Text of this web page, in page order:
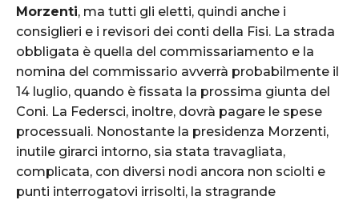
Morzenti, ma tutti gli eletti, quindi anche i
consiglieri e i revisori dei conti della Fisi. La strada
obbligata è quella del commissariamento e la
nomina del commissario avverrà probabilmente il
14 luglio, quando è fissata la prossima giunta del
Coni. La Federsci, inoltre, dovrà pagare le spese
processuali. Nonostante la presidenza Morzenti,
inutile girarci intorno, sia stata travagliata,
complicata, con diversi nodi ancora non sciolti e
punti interrogatovi irrisolti, la stragrande